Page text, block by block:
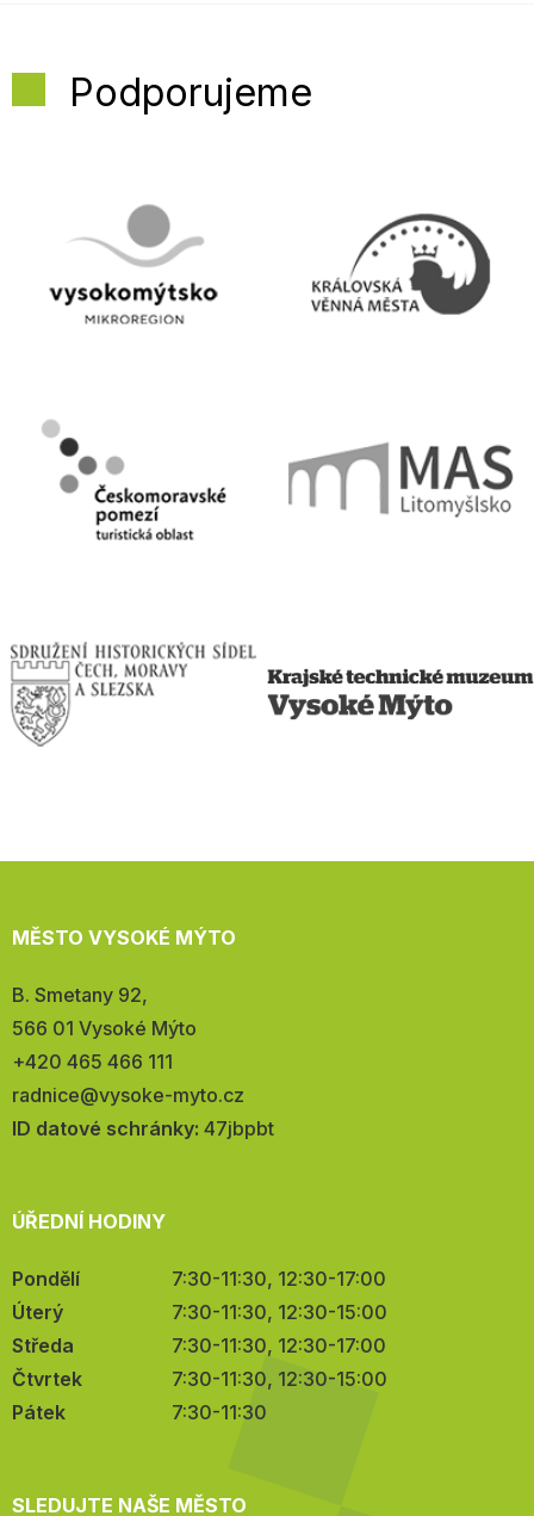
Podporujeme
MĚSTO VYSOKÉ MÝTO
Adresa:
B. Smetany 92,
566 01 Vysoké Mýto
Telefon:
+420 465 466 111
E-
mail:
radnice@vysoke-myto.cz
ID datové schránky: 47jbpbt
ÚŘEDNÍ HODINY
Pondělí
7:30-11:30, 12:30-17:00
Úterý
7:30-11:30, 12:30-15:00
Středa
7:30-11:30, 12:30-17:00
Čtvrtek
7:30-11:30, 12:30-15:00
Pátek
7:30-11:30
SLEDUJTE NAŠE MĚSTO